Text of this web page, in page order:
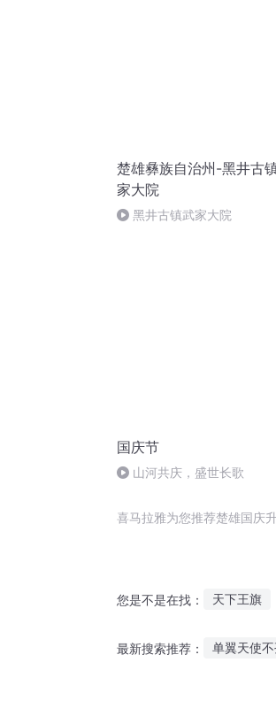
楚雄彝族自治州-黑井古
家大院
黑井古镇武家大院
国庆节
山河共庆，盛世长歌
喜马拉雅为您推荐楚雄国庆
您是不是在找： 天下王旗
最新搜索推荐： 单翼天使